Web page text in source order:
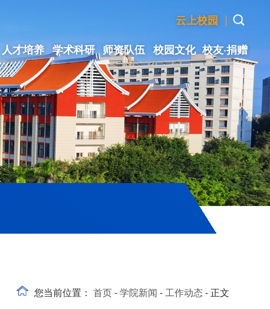
云上校园 |
人才培养 学术科研 师资队伍 校园文化 校友·捐赠
您当前位置：首页-学院新闻 -工作动态- 正文